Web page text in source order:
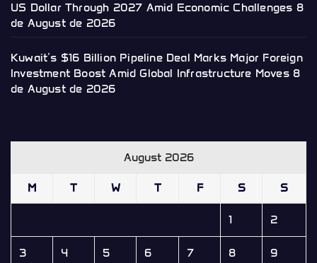
US Dollar Through 2027 Amid Economic Challenges 8
de August de 2026
Kuwait’s $16 Billion Pipeline Deal Marks Major Foreign
Investment Boost Amid Global Infrastructure Moves 8
de August de 2026
August 2026
M T W T F S S
1 2
3 4 5 6 7 8 9